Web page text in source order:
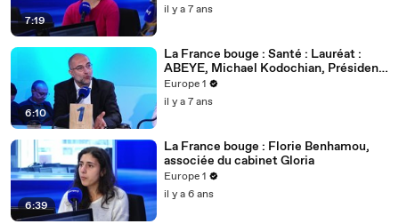
7:19
il y a 7 ans
6:10
La France bouge : Santé : Lauréat :
ABEYE, Michael Kodochian, Président
fondateur d'Abeye
Europe 1
il y a 7 ans
6:39
La France bouge : Florie Benhamou,
associée du cabinet Gloria
Europe 1
il y a 6 ans